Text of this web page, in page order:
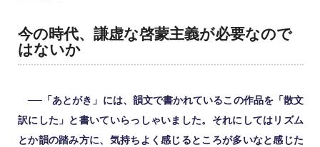
今の時代、謙虚な啓蒙主義が必要なので
はないか
──「あとがき」には、韻文で書かれているこの作品を「散文
訳にした」と書いていらっしゃいました。それにしてはリズム
とか韻の踏み方に、気持ちよく感じるところが多いなと感じた